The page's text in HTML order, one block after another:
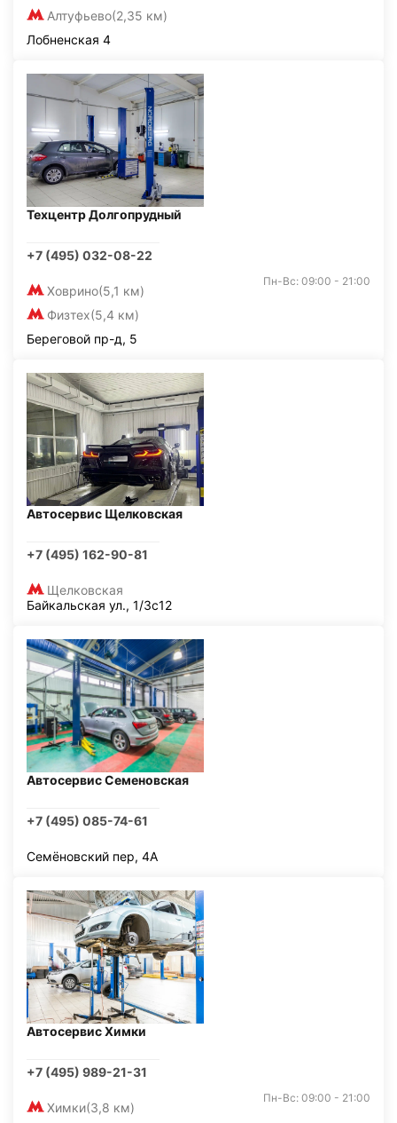
Алтуфьево(2,35 км)
Лобненская 4
Техцентр Долгопрудный
+7 (495) 032-08-22
Ховрино(5,1 км)
Физтех(5,4 км)
Пн-Вс: 09:00 - 21:00
Береговой пр-д, 5
Автосервис Щелковская
+7 (495) 162-90-81
Щелковская
Байкальская ул., 1/3с12
Автосервис Семеновская
+7 (495) 085-74-61
Семёновский пер, 4А
Автосервис Химки
+7 (495) 989-21-31
Химки(3,8 км)
Пн-Вс: 09:00 - 21:00